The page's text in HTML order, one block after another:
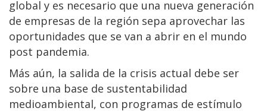
global y es necesario que una nueva generación
de empresas de la región sepa aprovechar las
oportunidades que se van a abrir en el mundo
post pandemia.
Más aún, la salida de la crisis actual debe ser
sobre una base de sustentabilidad
medioambiental, con programas de estímulo